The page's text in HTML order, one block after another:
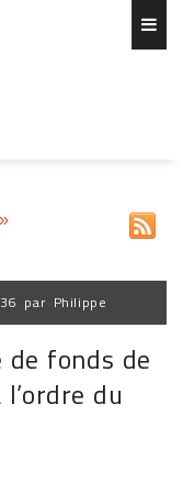
»
par Philippe
fonds de
du